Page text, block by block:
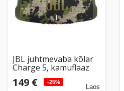
JBL juhtmevaba kõlar
Charge 5, kamuflaaz
149 € -25%
Laos